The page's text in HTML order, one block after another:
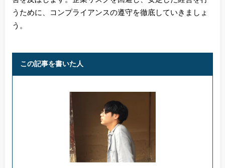
うために、コンプライアンスの遵守を徹底していきましょ
う。
この記事を書いた人